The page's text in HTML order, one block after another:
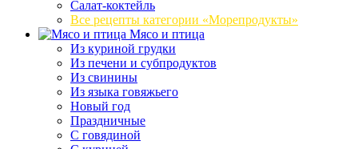
Салат-коктейль
Все рецепты категории «Морепродукты»
Мясо и птица
Из куриной грудки
Из печени и субпродуктов
Из свинины
Из языка говяжьего
Новый год
Праздничные
С говядиной